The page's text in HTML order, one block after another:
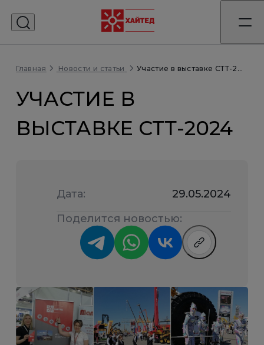
Главная Новости и статьи Участие в выставке СТТ-2024
УЧАСТИЕ В
ВЫСТАВКЕ СТТ-2024
Дата:
29.05.2024
Поделится новостью: